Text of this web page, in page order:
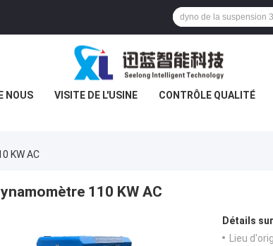
NOUS VISITE DE L'USINE CONTRÔLE QUALITÉ
KW AC
110 KW AC
Détails
Lieu